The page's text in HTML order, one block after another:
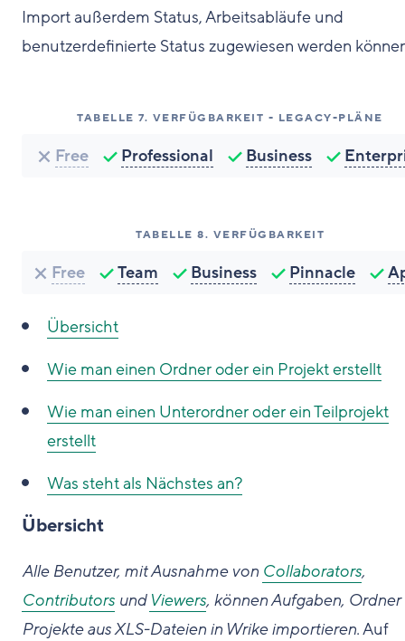
Import außerdem Status, Arbeitsabläufe und
benutzerdefinierte Status zugewiesen werden
TABELLE 7. VERFÜGBARKEIT - LEGACY-PLÄNE
Free Professional Business
TABELLE 8. VERFÜGBARKEIT
Free Team Business Pinnacle
Übersicht
Wie man einen Ordner oder ein Projekt erstellt
Wie man einen Unterordner oder ein Teilprojekt
erstellt
Was steht als Nächstes an?
Übersicht
Alle Benutzer, mit Ausnahme von Collaborators,
Contributors und Viewers, können Aufgaben, Ordner
Projekte aus XLS-Dateien in Wrike importieren.Auf